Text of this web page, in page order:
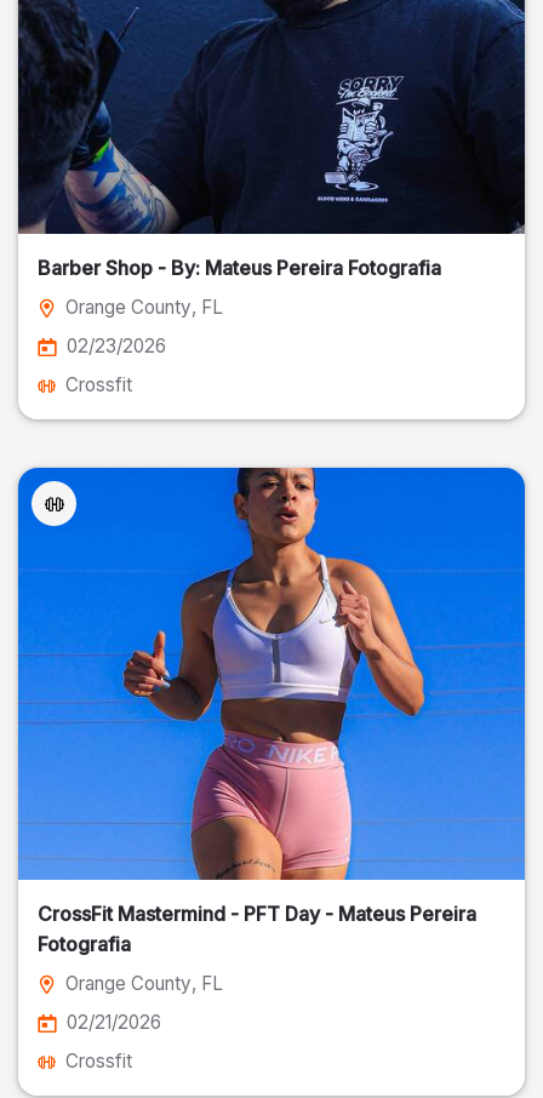
Barber Shop - By: Mateus Pereira Fotografia
Orange County, FL
02/23/2026
Crossfit
CrossFit Mastermind - PFT Day - Mateus Pereira
Fotografia
Orange County, FL
02/21/2026
Crossfit